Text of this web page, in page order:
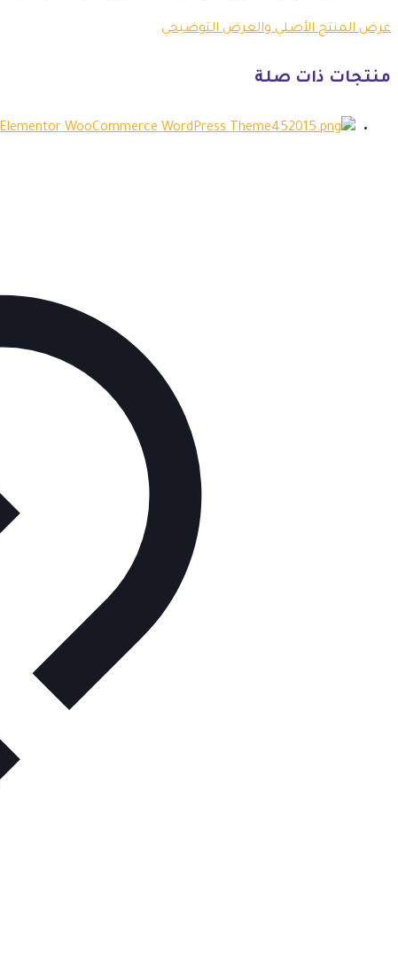
عرض المنتج الأصلي والعرض التوضيحي
منتجات ذات صلة